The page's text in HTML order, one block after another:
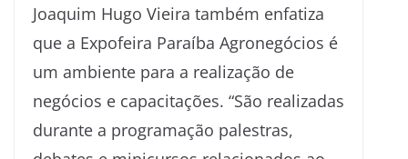
Joaquim Hugo Vieira também enfatiza
que a Expofeira Paraíba Agronegócios é
um ambiente para a realização de
negócios e capacitações. “São realizadas
durante a programação palestras,